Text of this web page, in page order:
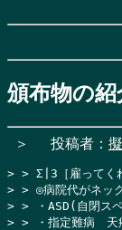
頒布物の紹
＞ 投稿者：
> > Σ|3［雇ってく
> > ◎病院代がネッ
> > ・ASD(自閉ス
> > ・指定難病　天